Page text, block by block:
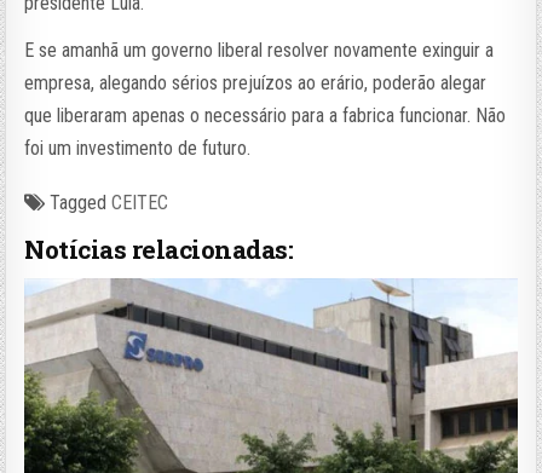
E se amanhã um governo liberal resolver novamente exinguir a
empresa, alegando sérios prejuízos ao erário, poderão alegar
que liberaram apenas o necessário para a fabrica funcionar. Não
foi um investimento de futuro.
TaggedCEITEC
Notícias relacionadas: